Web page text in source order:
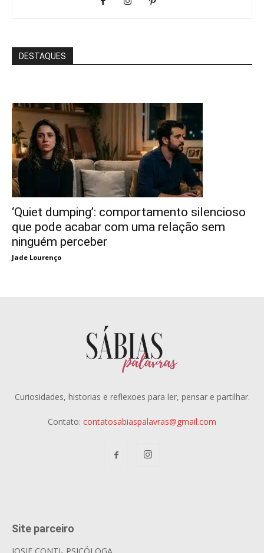
DESTAQUES
‘Quiet dumping’: comportamento silencioso
que pode acabar com uma relação sem
ninguém perceber
Jade Lourenço
Curiosidades, historias e reflexoes para ler, pensar e partilhar.
Contato: contatosabiaspalavras@gmail.com
Site parceiro
JOSIE CONTI- PSICÓLOGA